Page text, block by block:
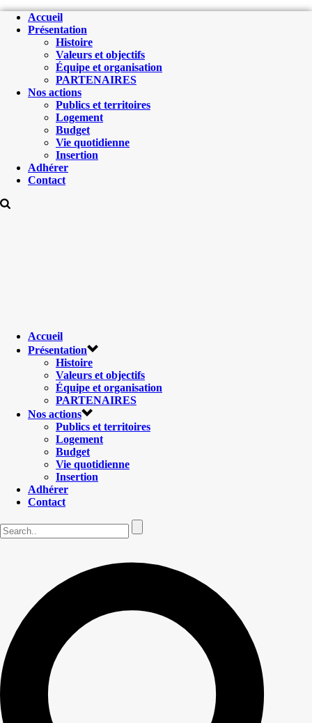
Accueil
Présentation
Histoire
Valeurs et objectifs
Équipe et organisation
PARTENAIRES
Nos actions
Publics et territoires
Logement
Budget
Vie quotidienne
Insertion
Adhérer
Contact
Accueil
Présentation
Histoire
Valeurs et objectifs
Équipe et organisation
PARTENAIRES
Nos actions
Publics et territoires
Logement
Budget
Vie quotidienne
Insertion
Adhérer
Contact